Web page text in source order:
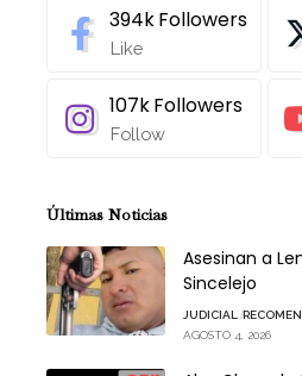
394kFollowers
Like
107kFollowers
Follow
Últimas Noticias
Asesinan a
Sincelejo
JUDICIAL
AGOSTO 4, 2026